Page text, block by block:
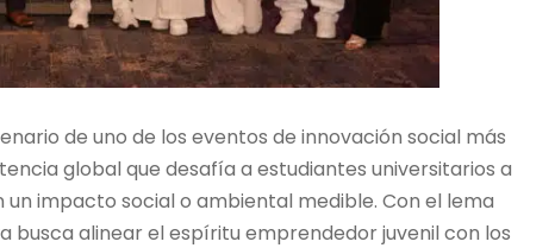
de uno de los eventos de innovación social más
global que desafía a estudiantes universitarios a
impacto social o ambiental medible. Con el lema
busca alinear el espíritu emprendedor juvenil con los